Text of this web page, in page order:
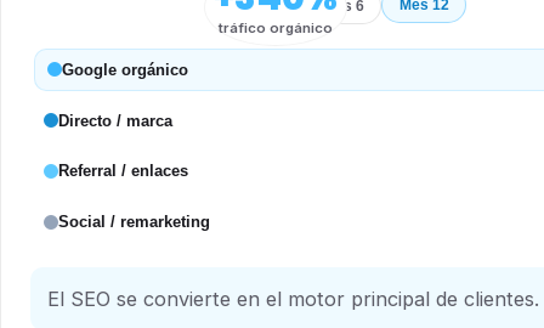
tráfico orgánico
Inicio Mes 6 Mes 12
Google orgánico
Directo / marca
Referral / enlaces
Social / remarketing
El SEO se convierte en el motor principal de clientes.